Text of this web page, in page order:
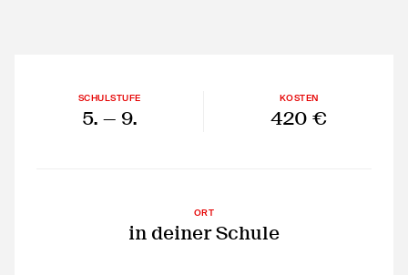
SCHULSTUFE
5. — 9.
KOSTEN
420 €
ORT
in deiner Schule